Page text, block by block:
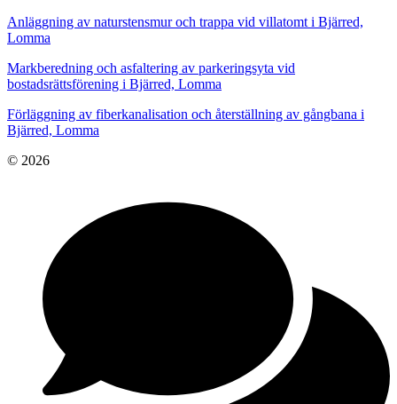
Anläggning av naturstensmur och trappa vid villatomt i Bjärred,
Lomma
Markberedning och asfaltering av parkeringsyta vid
bostadsrättsförening i Bjärred, Lomma
Förläggning av fiberkanalisation och återställning av gångbana i
Bjärred, Lomma
© 2026